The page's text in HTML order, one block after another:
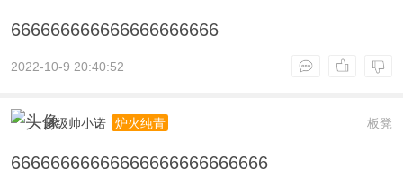
666666666666666666666
2022-10-9 20:40:52
板凳
超级帅小诺 炉火纯青
66666666666666666666666666